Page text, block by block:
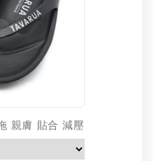
親膚 貼合 減壓